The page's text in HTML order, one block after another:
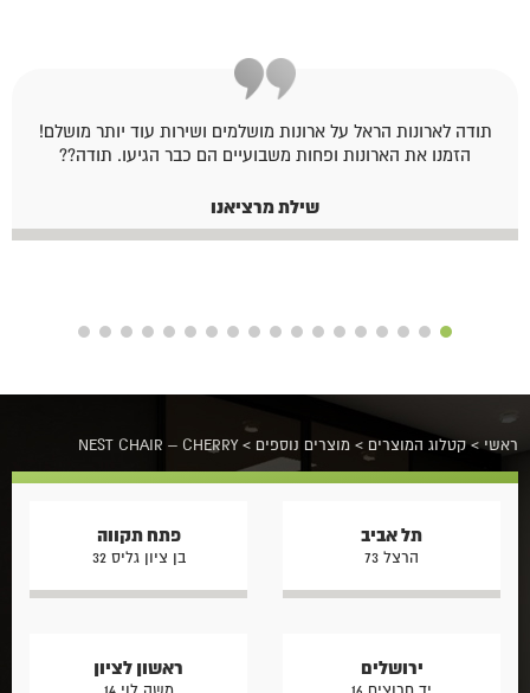
תודה לארונות הראל על ארונות מושלמים ושירות עוד יותר מושלם!
הזמנו את הארונות ופחות משבועיים הם כבר הגיעו. תודה??
שילת מרציאנו
ראשי >קטלוג המוצרים > מוצרים נוספים >
NEST CHAIR – CHERRY
תל אביב
הרצל 73
פתח תקווה
בן ציון גליס 32
ירושלים ראשון לציון